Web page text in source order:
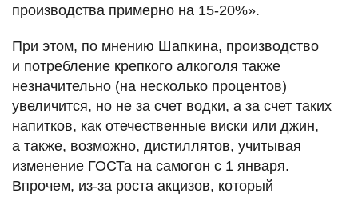
производства примерно на 15-20%».
При этом, по мнению Шапкина, производство
и потребление крепкого алкоголя также
незначительно (на несколько процентов)
увеличится, но не за счет водки, а за счет таких
напитков, как отечественные виски или джин,
а также, возможно, дистиллятов, учитывая
изменение ГОСТа на самогон с 1 января.
Впрочем, из-за роста акцизов, который